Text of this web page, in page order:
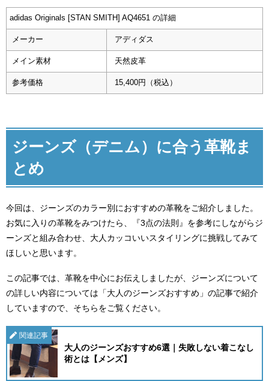
adidas Originals [STAN SMITH] AQ4651 の詳細
メーカー アディダス
メイン素材 天然皮革
参考価格 15,400円（税込）
ジーンズ（デニム）に合う革靴ま
とめ
今回は、ジーンズのカラー別におすすめの革靴をご紹介しました。
お気に入りの革靴をみつけたら、『3点の法則』を参考にしながらジ
ーンズと組み合わせ、大人カッコいいスタイリングに挑戦してみて
ほしいと思います。
この記事では、革靴を中心にお伝えしましたが、ジーンズについて
の詳しい内容については「大人のジーンズおすすめ」の記事で紹介
していますので、そちらをご覧ください。
関連記事
大人のジーンズおすすめ6選｜失敗しない着こなし
術とは【メンズ】